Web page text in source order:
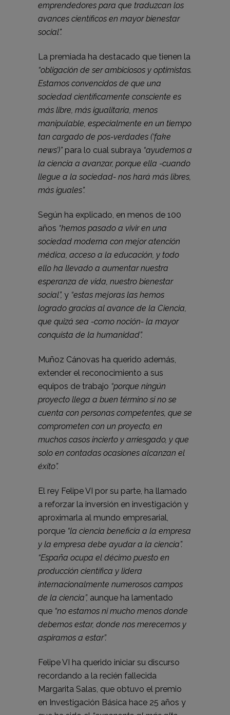
emprendedores para que traduzcan los
avances científicos en mayor bienestar
social”.
La premiada ha destacado que tienen la
“obligación de ser ambiciosos y optimistas.
Estamos convencidos de que una
sociedad científicamente consciente es
más libre, más igualitaria, menos
manipulable, especialmente en un tiempo
tan cargado de pos-verdades (‘fake
news’)” para lo cual subraya “ayudemos a
la ciencia a avanzar, porque ella -cuando
llegue a la sociedad- nos hará más libres,
más iguales”.
Según ha explicado, en menos de 100
años “hemos pasado a vivir en una
sociedad moderna con mejor atención
médica, acceso a la educación, y todo
ello ha llevado a aumentar nuestra
esperanza de vida, nuestro bienestar
social”, y “estas mejoras las hemos
logrado gracias al avance de la Ciencia,
que quizá sea -como noción- la mayor
conquista de la humanidad”.
Muñoz Cánovas ha querido además,
extender el reconocimiento a sus
equipos de trabajo “porque ningún
proyecto llega a buen término si no se
cuenta con personas competentes, que se
comprometen con un proyecto, en
muchos casos incierto y arriesgado, y que
solo en contadas ocasiones alcanzan el
éxito”.
El rey Felipe VI por su parte, ha llamado
a reforzar la inversión en investigación y
aproximarla al mundo empresarial,
porque “la ciencia beneficia a la empresa
y la empresa debe ayudar a la ciencia”.
“España ocupa el décimo puesto en
producción científica y lidera
internacionalmente numerosos campos
de la ciencia”, aunque ha lamentado
que “no estamos ni mucho menos donde
debemos estar, donde nos merecemos y
aspiramos a estar”.
Felipe VI ha querido iniciar su discurso
recordando a la recién fallecida
Margarita Salas, que obtuvo el premio
en Investigación Básica hace 25 años y